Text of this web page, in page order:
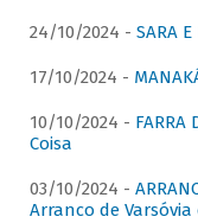
24/10/2024 - SARA
17/10/2024 -
10/10/2024 -
Coisa
03/10/2024 -
Arranco de